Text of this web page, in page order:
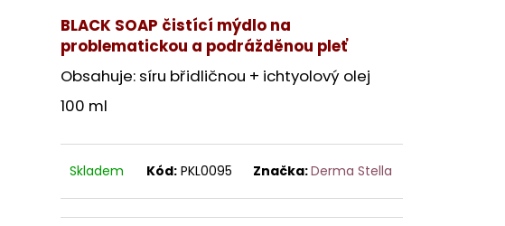
BLACK SOAP čistící mýdlo na
problematickou a podrážděnou pleť
Obsahuje: síru břidličnou + ichtyolový olej
100 ml
Skladem Kód: PKL0095 Značka:Derma Stella
STERILNÍ NÁSTAVCE PRO DERMAPERO
DERMALIGHT A DERMAQUATRO NANO
NÁSTAVCE/BBGLOW